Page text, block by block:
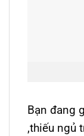
Bạn đang
,thiếu ngủ